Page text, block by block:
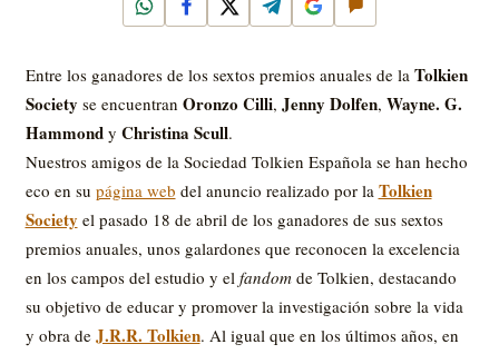
WhatsAppFacebook
X TelegramGoogleComentar
Entre los ganadores de los sextos premios anuales de la Tolkien
Society se encuentran Oronzo Cilli, Jenny Dolfen, Wayne. G.
Hammondy Christina Scull.
Nuestros amigos de la Sociedad Tolkien Española se han hecho
eco en su página web del anuncio realizado por la Tolkien
Society el pasado 18 de abril de los ganadores de sus sextos
premios anuales, unos galardones que reconocen la excelencia
en los campos del estudio y el fandomde Tolkien, destacando
su objetivo de educar y promover la investigación sobre la vida
y obra de J.R.R. Tolkien. Al igual que en los últimos años, en